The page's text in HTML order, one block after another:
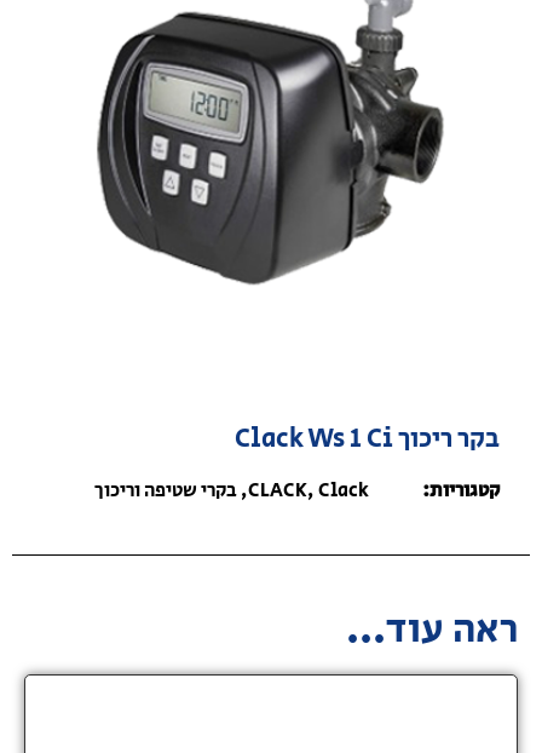
בקר ריכוך Clack Ws 1 Ci
קטגוריות: CLACK,Clack
,בקרי שטיפה וריכוך
ראה עוד...